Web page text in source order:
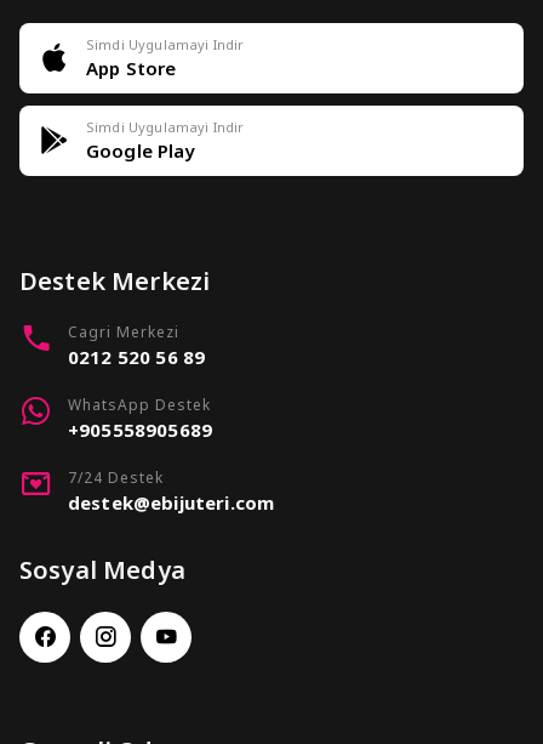
Simdi Uygulamayi Indir
App Store
Simdi Uygulamayi Indir
Google Play
Destek Merkezi
Cagri Merkezi
0212 520 56 89
WhatsApp Destek
+905558905689
7/24 Destek
destek@ebijuteri.com
Sosyal Medya